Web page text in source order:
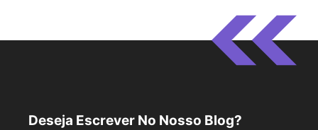
Deseja Escrever No Nosso Blog?